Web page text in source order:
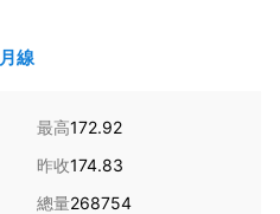
月線
最高172.92
昨收174.83
總量268754